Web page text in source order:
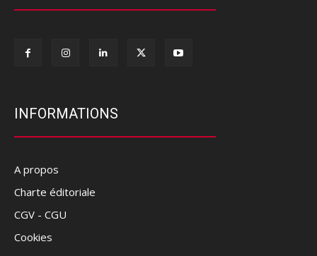
INFORMATIONS
A propos
Charte éditoriale
CGV - CGU
Cookies